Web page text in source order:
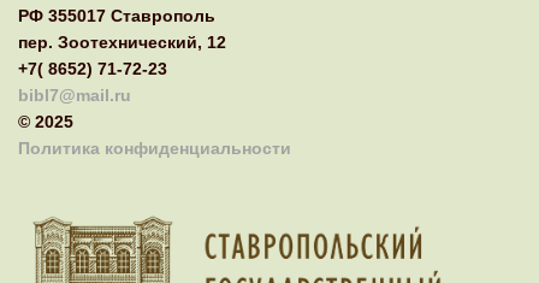
РФ 355017 Ставрополь
пер. Зоотехнический, 12
+7( 8652) 71-72-23
bibl7@mail.ru
© 2025
Политика конфиденциальности